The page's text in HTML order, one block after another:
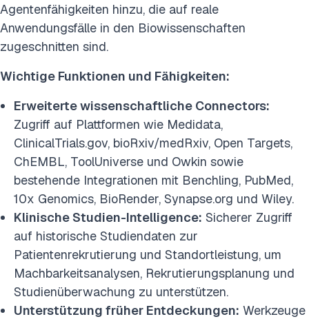
Agentenfähigkeiten hinzu, die auf reale
Anwendungsfälle in den Biowissenschaften
zugeschnitten sind.
Wichtige Funktionen und Fähigkeiten:
Erweiterte wissenschaftliche Connectors:
Zugriff auf Plattformen wie Medidata,
ClinicalTrials.gov, bioRxiv/medRxiv, Open Targets,
ChEMBL, ToolUniverse und Owkin sowie
bestehende Integrationen mit Benchling, PubMed,
10x Genomics, BioRender, Synapse.org und Wiley.
Klinische Studien-Intelligence: Sicherer Zugriff
auf historische Studiendaten zur
Patientenrekrutierung und Standortleistung, um
Machbarkeitsanalysen, Rekrutierungsplanung und
Studienüberwachung zu unterstützen.
Unterstützung früher Entdeckungen: Werkzeuge